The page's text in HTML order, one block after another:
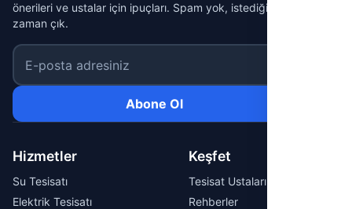
önerileri ve ustalar için ipuçları. Spam yok, istediğin
zaman çık.
E-posta adresiniz
Abone Ol
Hizmetler
Su Tesisatı
Elektrik Tesisatı
Keşfet
Tesisat Ustaları
Rehberler